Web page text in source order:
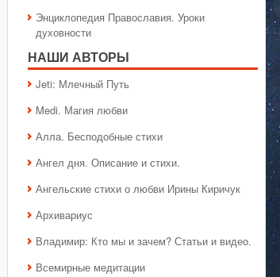
Энциклопедия Православия. Уроки
духовности
НАШИ АВТОРЫ
Jeti: Млечный Путь
Medi. Магия любви
Алла. Бесподобные стихи
Ангел дня. Описание и стихи.
Ангельские стихи о любви Ирины Киричук
Архивариус
Владимир: Кто мы и зачем? Статьи и видео.
Всемирные медитации